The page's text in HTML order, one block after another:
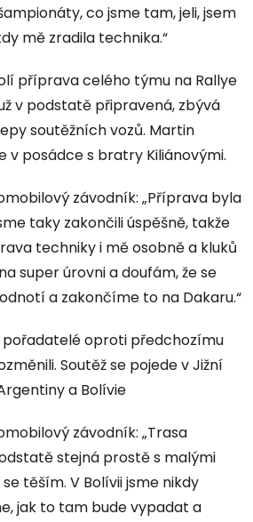
co jsme tam, jeli, jsem
mě zradila technika.“
příprava celého týmu na Rallye
v podstatě připravená, zbývá
soutěžních vozů. Martin
v posádce s bratry Kiliánovými.
závodník: „Příprava byla
taky zakončili úspěšně, takže
techniky i mě osobně a kluků
super úrovni a doufám, že se
a zakončíme to na Dakaru.“
oproti předchozímu
Soutěž se pojede v Jižní
a Bolívie
závodník: „Trasa
stejná prostě s malými
těším. V Bolívii jsme nikdy
jak to tam bude vypadat a